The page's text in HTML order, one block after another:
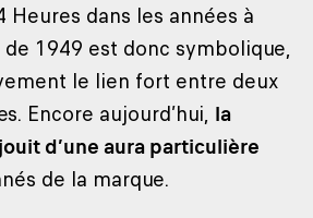
Heures dans les années à
1949 est donc symbolique,
le lien fort entre deux
Encore aujourd’hui, la
d’une aura particulière
de la marque.